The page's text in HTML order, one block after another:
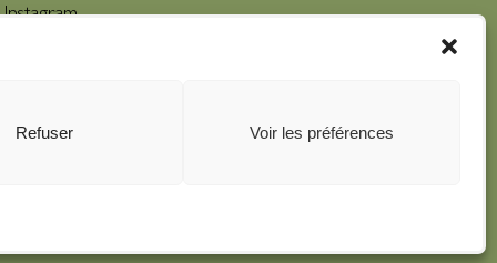
Refuser Voir les préférences
Instagram